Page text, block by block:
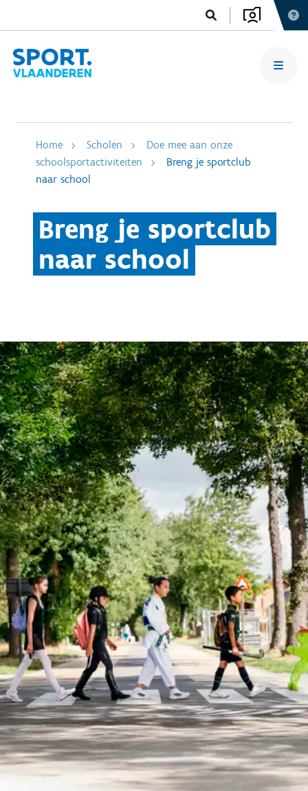
Home Scholen
Doe mee aan onze
schoolsportactiviteiten
Breng je sportclub
naar school
Breng je sportclub
naar school